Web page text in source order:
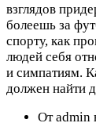
взглядов
болеешь за
спорту, как
людей себя
и симпатиям.
должен найти
От admin